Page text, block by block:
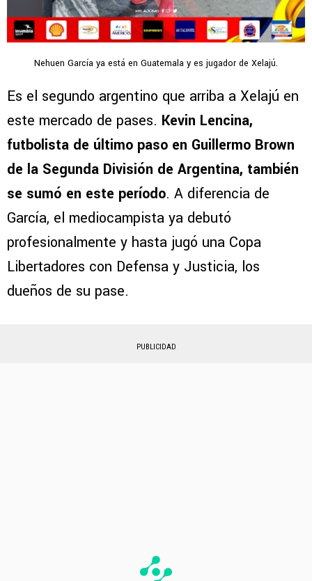
Nehuen García ya está en Guatemala y es jugador de Xelajú.
Es el segundo argentino que arriba a Xelajú en
este mercado de pases. Kevin Lencina,
futbolista de último paso en Guillermo Brown
de la Segunda División de Argentina, también
se sumó en este período. A diferencia de
García, el mediocampista ya debutó
profesionalmente y hasta jugó una Copa
Libertadores con Defensa y Justicia, los
dueños de su pase.
PUBLICIDAD